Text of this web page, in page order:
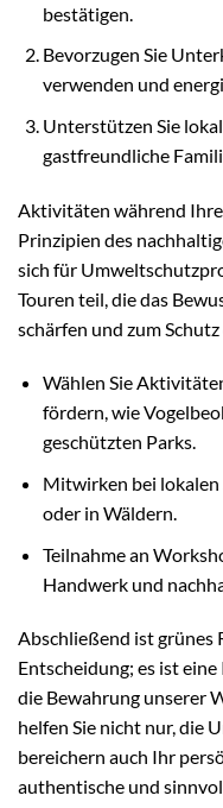
bestätigen.
Bevorzugen Sie
verwenden und
Unterstützen Sie
gastfreundliche
Aktivitäten während
Prinzipien des
sich für
Touren teil, die das
schärfen und zum
Wählen Sie
fördern, wie
geschützten Parks.
Mitwirken bei lokalen
oder in Wäldern.
Teilnahme an
Handwerk und
Abschließend ist grünes
Entscheidung; es ist
die Bewahrung unserer
helfen Sie nicht nur, die
bereichern auch Ihr
authentische und